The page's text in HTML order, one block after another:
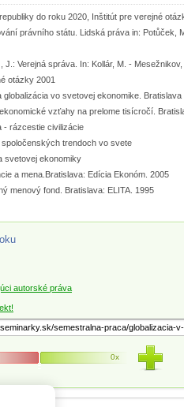
do roku 2020, Inštitút pre verejné
právního státu. Lidská práva in:
J.: Verejná správa. In: Kollár, M. -
otázky 2001
globalizácia vo svetovej ekonomike. Bratislava
vzťahy na prelome tisícročí.
- rázcestie civilizácie
spoločenských trendoch vo svete
svetovej ekonomiky
a mena.Bratislava: Edícia Ekonóm. 2005
menový fond. Bratislava: ELITA. 1995
autorské práva
0x